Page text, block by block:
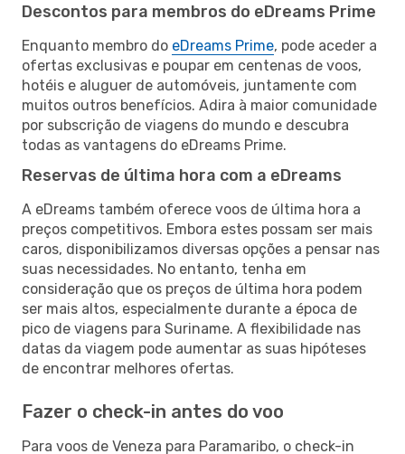
Descontos para membros do eDreams Prime
Enquanto membro do eDreams Prime, pode aceder a
ofertas exclusivas e poupar em centenas de voos,
hotéis e aluguer de automóveis, juntamente com
muitos outros benefícios. Adira à maior comunidade
por subscrição de viagens do mundo e descubra
todas as vantagens do eDreams Prime.
Reservas de última hora com a eDreams
A eDreams também oferece voos de última hora a
preços competitivos. Embora estes possam ser mais
caros, disponibilizamos diversas opções a pensar nas
suas necessidades. No entanto, tenha em
consideração que os preços de última hora podem
ser mais altos, especialmente durante a época de
pico de viagens para Suriname. A flexibilidade nas
datas da viagem pode aumentar as suas hipóteses
de encontrar melhores ofertas.
Fazer o check-in antes do voo
Para voos de Veneza para Paramaribo, o check-in